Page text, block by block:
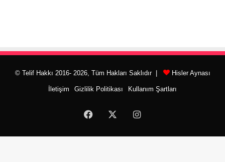
© Telif Hakkı 2016- 2026, Tüm Hakları Saklıdır | Hisler Aynası
İletişim Gizlilik Politikası Kullanım Şartları
Facebook Instagram